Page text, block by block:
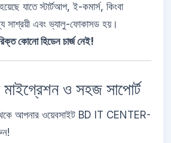
যাতে স্টার্টআপ, ই-কমার্স, কিংবা
সাশ্রয়ী এবং ভ্যালু-ফোকাসড হয়।
কোনো হিডেন চার্জ নেই!
মাইগ্রেশন ও সহজ সাপোর্ট
আপনার ওয়েবসাইট BD IT CENTER-